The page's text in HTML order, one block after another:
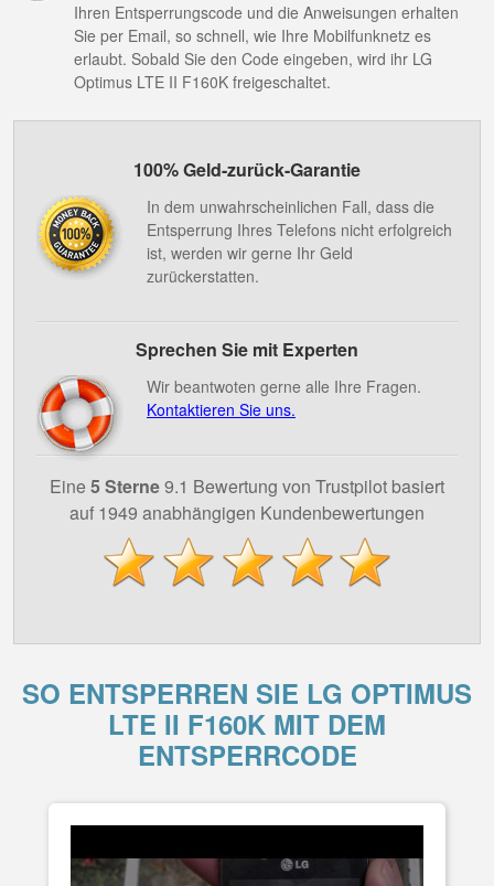
Ihren Entsperrungscode und die Anweisungen erhalten
Sie per Email, so schnell, wie Ihre Mobilfunknetz es
erlaubt. Sobald Sie den Code eingeben, wird ihr LG
Optimus LTE II F160K freigeschaltet.
100% Geld-zurück-Garantie
In dem unwahrscheinlichen Fall, dass die
Entsperrung Ihres Telefons nicht erfolgreich
ist, werden wir gerne Ihr Geld
zurückerstatten.
Sprechen Sie mit Experten
Wir beantwoten gerne alle Ihre Fragen.
Kontaktieren Sie uns.
Eine 5 Sterne9.1 Bewertung von Trustpilot basiert
auf 1949 anabhängigen Kundenbewertungen
SO ENTSPERREN SIE LG OPTIMUS
LTE II F160K MIT DEM
ENTSPERRCODE